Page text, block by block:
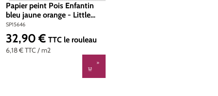
Papier peint Pois Enfantin
bleu jaune orange - Little
Love d'A.S. Création | Réf.
SP15646
SP15646
6,18 €TTC / m2
Prix régulier :
32,90 € TTC le rouleau